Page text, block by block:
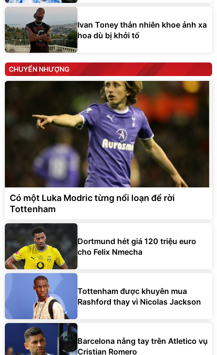
Ivan Toney thản nhiên khoe ảnh xa
hoa dù bị khởi tố
CHUYỂN NHƯỢNG
Có một Luka Modric từng nổi loạn để rời
Tottenham
Dortmund hét giá 120 triệu euro
cho Felix Nmecha
Tottenham được khuyên mua
Rashford thay vì Nicolas Jackson
Barcelona nẫng tay trên Atletico vụ
Cristian Romero